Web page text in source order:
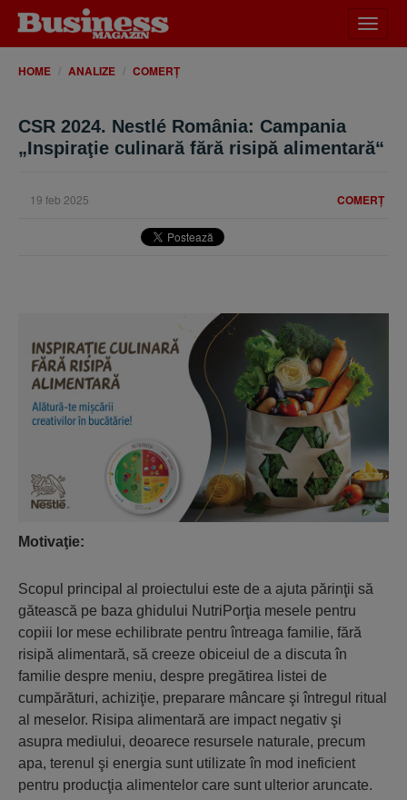
meniu
HOME ANALIZE COMERȚ
CSR 2024. Nestlé România: Campania
„Inspiraţie culinară fără risipă alimentară“
COMERȚ
19 feb 2025
Motivaţie:
Scopul principal al proiectului este de a ajuta părinţii să
gătească pe baza ghidului NutriPorţia mesele pentru
copiii lor mese echilibrate pentru întreaga familie, fără
risipă alimentară, să creeze obiceiul de a discuta în
familie despre meniu, despre pregătirea listei de
cumpărături, achiziţie, preparare mâncare şi întregul ritual
al meselor. Risipa alimentară are impact negativ şi
asupra mediului, deoarece resursele naturale, precum
apa, terenul şi energia sunt utilizate în mod ineficient
pentru producţia alimentelor care sunt ulterior aruncate.